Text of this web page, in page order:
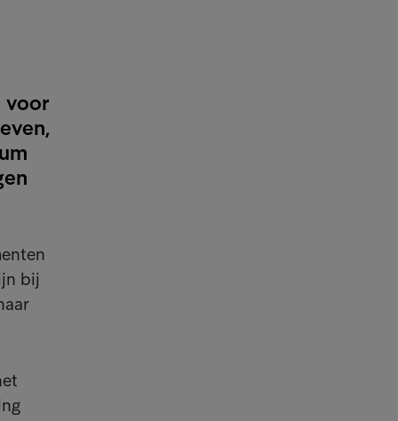
voor
bij